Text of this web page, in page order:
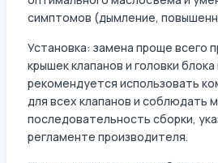
симптомов (дымление,
Установка: замена проще всего
крышек клапанов и головки
рекомендуется использовать
для всех клапанов и соблюдать
последовательность сборки,
регламенте производителя.